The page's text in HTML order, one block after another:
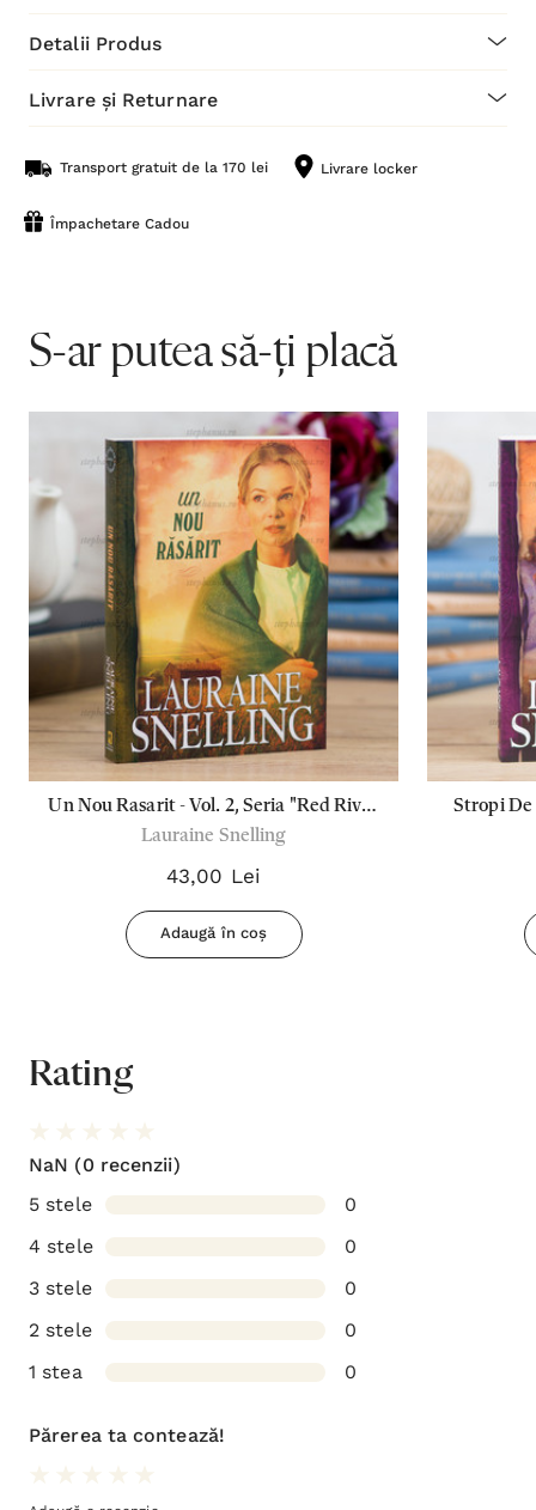
Detalii Produs
Livrare și Returnare
Transport gratuit de la 170 lei Livrare locker
Împachetare Cadou
S-ar putea să-ți placă
Un Nou Rasarit - Vol. 2, Seria "Red River
Of The North"
Lauraine Snelling
43,00 Lei
Adaugă în coș
Stropi De
Rating
NaN (0 recenzii)
5 stele
0
4 stele
0
3 stele
0
2 stele
0
1 stea
0
Părerea ta contează!